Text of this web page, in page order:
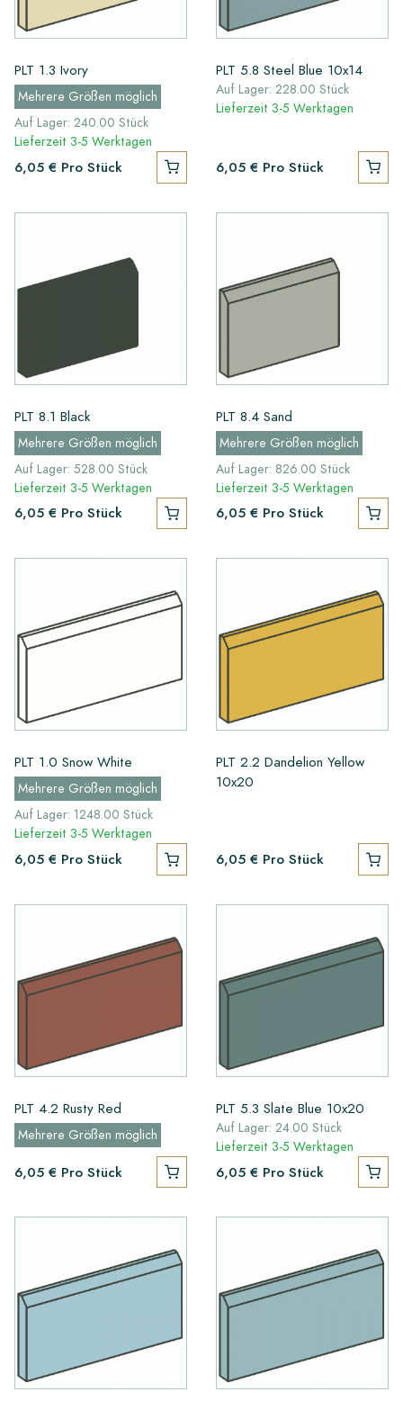
PLT 1.3 Ivory
Mehrere Größen möglich
Auf Lager: 240.00 Stück
Lieferzeit 3-5 Werktagen
6,05 € Pro Stück
PLT 5.8 Steel Blue 10x14
Auf Lager: 228.00 Stück
Lieferzeit 3-5 Werktagen
6,05 € Pro Stück
PLT 8.1 Black
Mehrere Größen möglich
Auf Lager: 528.00 Stück
Lieferzeit 3-5 Werktagen
6,05 € Pro Stück
PLT 8.4 Sand
Mehrere Größen möglich
Auf Lager: 826.00 Stück
Lieferzeit 3-5 Werktagen
6,05 € Pro Stück
PLT 1.0 Snow White
Mehrere Größen möglich
Auf Lager: 1248.00 Stück
Lieferzeit 3-5 Werktagen
6,05 € Pro Stück
PLT 2.2 Dandelion Yellow
10x20
6,05 € Pro Stück
PLT 4.2 Rusty Red
Mehrere Größen möglich
6,05 € Pro Stück
PLT 5.3 Slate Blue 10x20
Auf Lager: 24.00 Stück
Lieferzeit 3-5 Werktagen
6,05 € Pro Stück